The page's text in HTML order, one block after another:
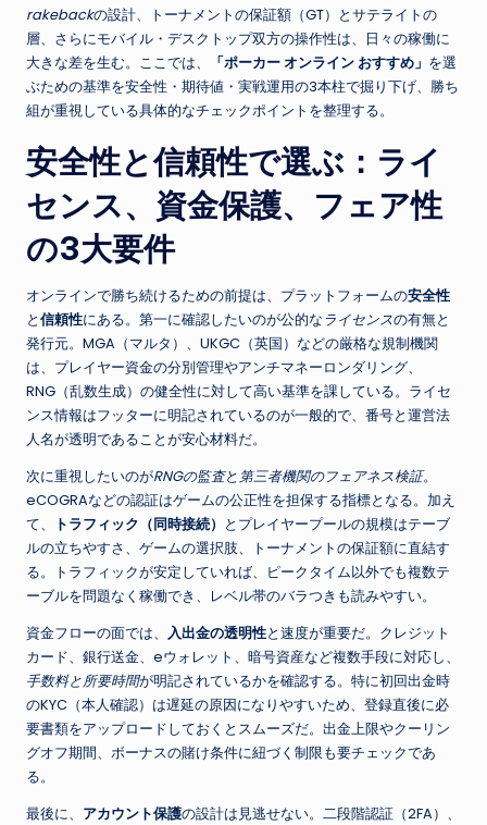
rakebackの設計、トーナメントの保証額（GT）とサテライトの
層、さらにモバイル・デスクトップ双方の操作性は、日々の稼働に
大きな差を生む。ここでは、
「ポーカー オンライン おすすめ」 を選
ぶための基準を安全性・期待値・実戦運用の3本柱で掘り下げ、勝ち
組が重視している具体的なチェックポイントを整理する。
安全性と信頼性で選ぶ：ライ
センス、資金保護、フェア性
の3大要件
オンラインで勝ち続けるための前提は、プラットフォームの安全性
と信頼性にある。第一に確認したいのが公的なライセンスの有無と
発行元。MGA（マルタ）、UKGC（英国）などの厳格な規制機関
は、プレイヤー資金の分別管理やアンチマネーロンダリング、
RNG（乱数生成）の健全性に対して高い基準を課している。ライセ
ンス情報はフッターに明記されているのが一般的で、番号と運営法
人名が透明であることが安心材料だ。
次に重視したいのがRNGの監査と 第三者機関のフェアネス検証。
eCOGRAなどの認証はゲームの公正性を担保する指標となる。加え
て、
トラフィック（同時接続） とプレイヤープールの規模はテーブ
ルの立ちやすさ、ゲームの選択肢、トーナメントの保証額に直結す
る。トラフィックが安定していれば、ピークタイム以外でも複数テ
ーブルを問題なく稼働でき、レベル帯のバラつきも読みやすい。
資金フローの面では、 入出金の透明性と速度が重要だ。クレジット
カード、銀行送金、eウォレット、暗号資産など複数手段に対応し、
手数料と所要時間が明記されているかを確認する。特に初回出金時
のKYC（本人確認）は遅延の原因になりやすいため、登録直後に必
要書類をアップロードしておくとスムーズだ。出金上限やクーリン
グオフ期間、ボーナスの賭け条件に紐づく制限も要チェックであ
る。
最後に、 アカウント保護の設計は見逃せない。二段階認証（2FA）、